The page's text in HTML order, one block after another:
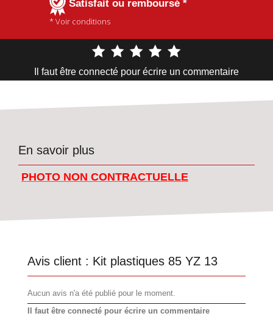
Satisfait ou remboursé *
* Voir conditions
Il faut être connecté pour écrire un commentaire
En savoir plus
PHOTO NON CONTRACTUELLE
Avis client : Kit plastiques 85 YZ 13
Aucun avis n'a été publié pour le moment.
Il faut être connecté pour écrire un commentaire